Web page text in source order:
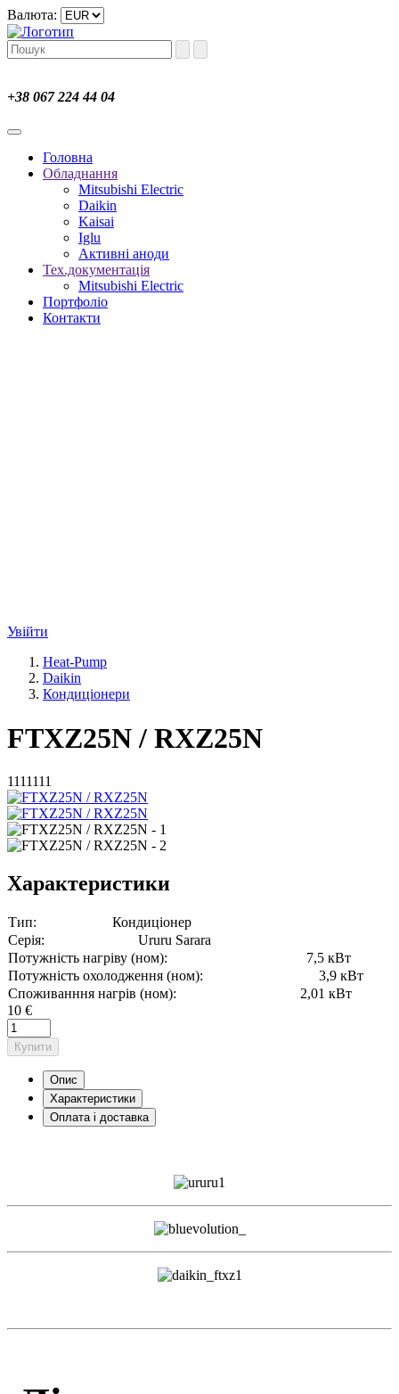
Валюта:
+38 067 224 44 04
Головна
Обладнання
Mitsubishi Electric
Daikin
Kaisai
Iglu
Активні аноди
Тех.документація
Mitsubishi Electric
Портфоліо
Контакти
Увійти
Heat-Pump
Daikin
Кондиціонери
FTXZ25N / RXZ25N
1111111
Характеристики
Тип:
Кондиціонер
Серія:
Ururu Sarara
Потужність нагріву (ном):
7,5 кВт
Потужність охолодження (ном):
3,9 кВт
Споживанння нагрів (ном):
2,01 кВт
10 €
Купити
Опис
Характеристики
Оплата і доставка